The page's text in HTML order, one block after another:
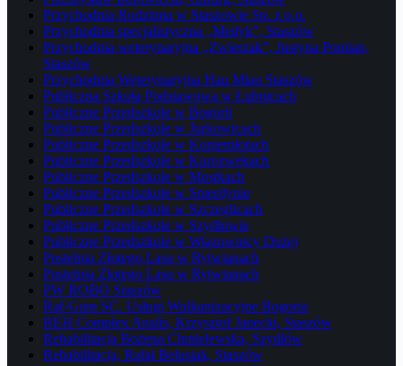
Przychodnia Rodzinna w Staszowie Sp. z o.o.
Przychodnia specjalistyczna „Medyk”, Staszów
Przychodnia weterynaryjna „Zwierzak”, Justyna Pomian,
Staszów
Przychodnia Weterynaryjna Hau Miau Staszów
Publiczna Szkoła Podstawowa w Łubnicach
Publiczne Przedszkole w Bogorii
Publiczne Przedszkole w Jurkowicach
Publiczne Przedszkole w Koniemłotach
Publiczne Przedszkole w Kurozwękach
Publiczne Przedszkole w Mostkach
Publiczne Przedszkole w Smerdynie
Publiczne Przedszkole w Szczeglicach
Publiczne Przedszkole w Szydłowie
Publiczne Przedszkole w Wiązownicy Dużej
Pustelnia Złotego Lasu w Rytwianach
Pustelnia Złotego Lasu w Rytwianach
PW ROBO Staszów
Raf-Gum SC. Usługi Wulkanizacyjne Bogoria
REH Complex Analis, Krzysztof Janecki, Staszów
Rehabilitacja Bożena Chmielewska, Szydłów
Rehabilitacja, Rafał Belusiak, Staszów